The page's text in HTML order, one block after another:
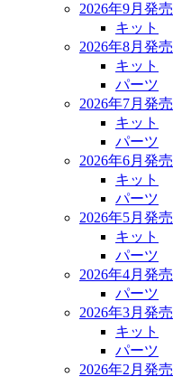
2026年9月発売
キット
2026年8月発売
キット
パーツ
2026年7月発売
キット
パーツ
2026年6月発売
キット
パーツ
2026年5月発売
キット
パーツ
2026年4月発売
パーツ
2026年3月発売
キット
パーツ
2026年2月発売